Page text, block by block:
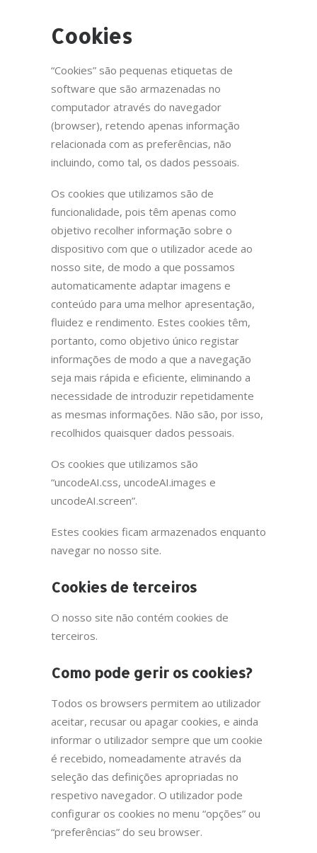
Cookies
“Cookies” são pequenas etiquetas de
software que são armazenadas no
computador através do navegador
(browser), retendo apenas informação
relacionada com as preferências, não
incluindo, como tal, os dados pessoais.
Os cookies que utilizamos são de
funcionalidade, pois têm apenas como
objetivo recolher informação sobre o
dispositivo com que o utilizador acede ao
nosso site, de modo a que possamos
automaticamente adaptar imagens e
conteúdo para uma melhor apresentação,
fluidez e rendimento. Estes cookies têm,
portanto, como objetivo único registar
informações de modo a que a navegação
seja mais rápida e eficiente, eliminando a
necessidade de introduzir repetidamente
as mesmas informações. Não são, por isso,
recolhidos quaisquer dados pessoais.
Os cookies que utilizamos são
“uncodeAI.css, uncodeAI.images e
uncodeAI.screen”.
Estes cookies ficam armazenados enquanto
navegar no nosso site.
Cookies de terceiros
O nosso site não contém cookies de
terceiros.
Como pode gerir os cookies?
Todos os browsers permitem ao utilizador
aceitar, recusar ou apagar cookies, e ainda
informar o utilizador sempre que um cookie
é recebido, nomeadamente através da
seleção das definições apropriadas no
respetivo navegador. O utilizador pode
configurar os cookies no menu “opções” ou
“preferências” do seu browser.